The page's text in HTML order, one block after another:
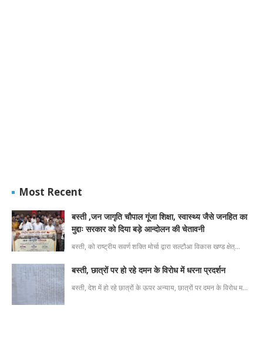
Most Recent
बस्ती ,जन जागृति चौपाल गूंजा शिक्षा, स्वास्थ्य जैसे जनहित का
मुद्दाः सरकार को दिया बड़े आन्दोलन की चेतावनी
बस्ती, को राष्ट्रीय सवर्ण शक्ति मोर्चा द्वारा सल्टौआ विकास खण्ड क्षेत्…
बस्ती, छात्रों पर हो रहे दमन के विरोध में धरना प्रदर्शन
बस्ती, देश में हो रहे छात्रों के ऊपर अन्याय, छात्रों पर दमन के विरोध म…